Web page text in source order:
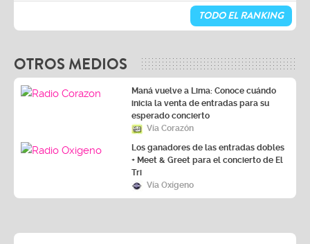
TODO EL RANKING
OTROS MEDIOS
Maná vuelve a Lima: Conoce cuándo
inicia la venta de entradas para su
esperado concierto
Vía Corazón
Los ganadores de las entradas dobles
+ Meet & Greet para el concierto de El
Tri
Vía Oxígeno